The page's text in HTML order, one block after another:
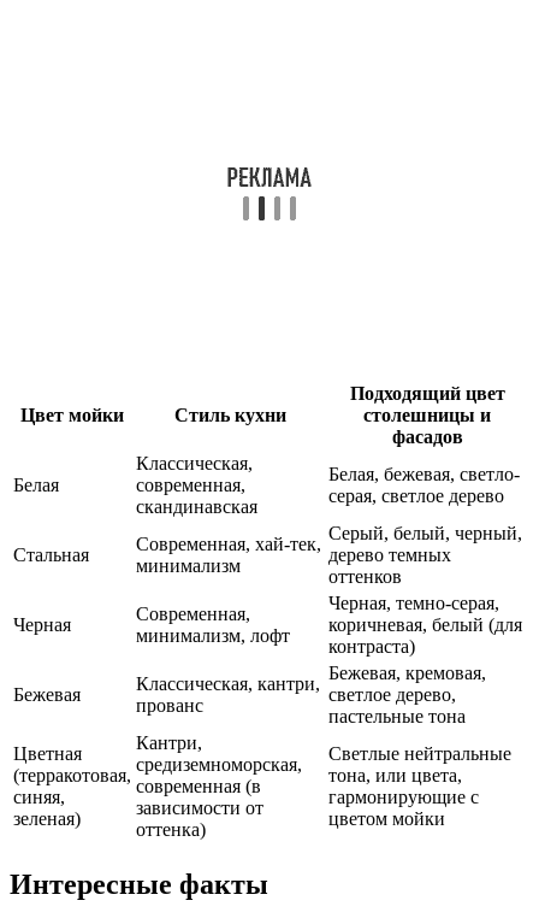
Цвет мойки Стиль кухни
Подходящий цвет
столешницы и
фасадов
Белая
Классическая,
современная,
скандинавская
Белая, бежевая, светло-
серая, светлое дерево
Стальная
Современная, хай-тек,
минимализм
Серый, белый, черный,
дерево темных
оттенков
Черная
Современная,
минимализм, лофт
Черная, темно-серая,
коричневая, белый (для
контраста)
Бежевая
Классическая, кантри,
прованс
Бежевая, кремовая,
светлое дерево,
пастельные тона
Цветная
(терракотовая,
синяя,
зеленая)
Кантри,
средиземноморская,
современная (в
зависимости от
оттенка)
Светлые нейтральные
тона, или цвета,
гармонирующие с
цветом мойки
Интересные факты